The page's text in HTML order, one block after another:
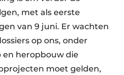
met als eerste
van 9 juni. Er wachten
op ons, onder
en heropbouw die
moet gelden,